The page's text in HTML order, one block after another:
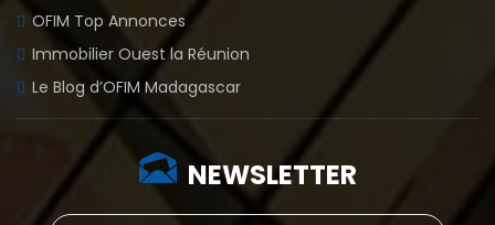
OFIM Top Annonces
Immobilier Ouest la Réunion
Le Blog d’OFIM Madagascar
NEWSLETTER